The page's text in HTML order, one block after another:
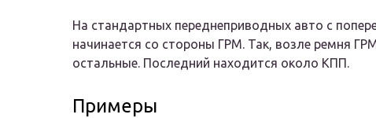
На стандартных переднеприводных авто с
начинается со стороны ГРМ. Так, возле ремня
остальные. Последний находится около КПП.
Примеры